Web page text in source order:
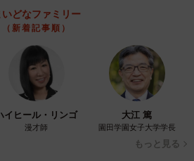
には、ゴリラのぬいぐるみを置
多用するなど、看板以外もゴリラ
の存在感を生かしてこれからも営
、これからも「ゴリラ」とともに
いどなファミリー
（新着記事順）
イヒール・リンゴ
漫才師
大江 篤
園田学園女子大学学長
もっと見る